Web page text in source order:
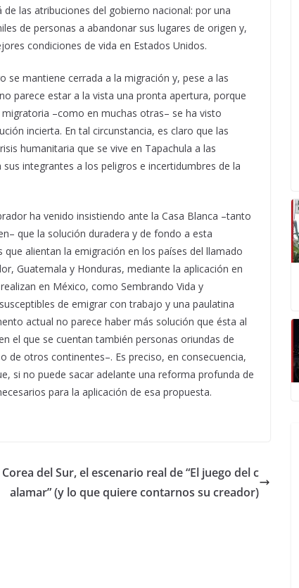
las atribuciones del gobierno nacional: por una
de personas a abandonar sus lugares de origen y,
condiciones de vida en Estados Unidos.
mantiene cerrada a la migración y, pese a las
parece estar a la vista una pronta apertura, porque
–como en muchas otras– se ha visto
incierta. En tal circunstancia, es claro que las
humanitaria que se vive en Tapachula a las
integrantes a los peligros e incertidumbres de la
ha venido insistiendo ante la Casa Blanca –tanto
que la solución duradera y de fondo a esta
alientan la emigración en los países del llamado
Guatemala y Honduras, mediante la aplicación en
en México, como Sembrando Vida y
de emigrar con trabajo y una paulatina
actual no parece haber más solución que ésta al
el que se cuentan también personas oriundas de
de otros continentes–. Es preciso, en consecuencia,
si no puede sacar adelante una reforma profunda de
para la aplicación de esa propuesta.
Corea del Sur, el escenario real de “El juego del c
alamar” (y lo que quiere contarnos su creador)